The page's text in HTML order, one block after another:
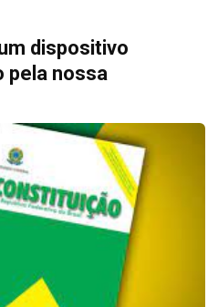
dispositivo
pela nossa